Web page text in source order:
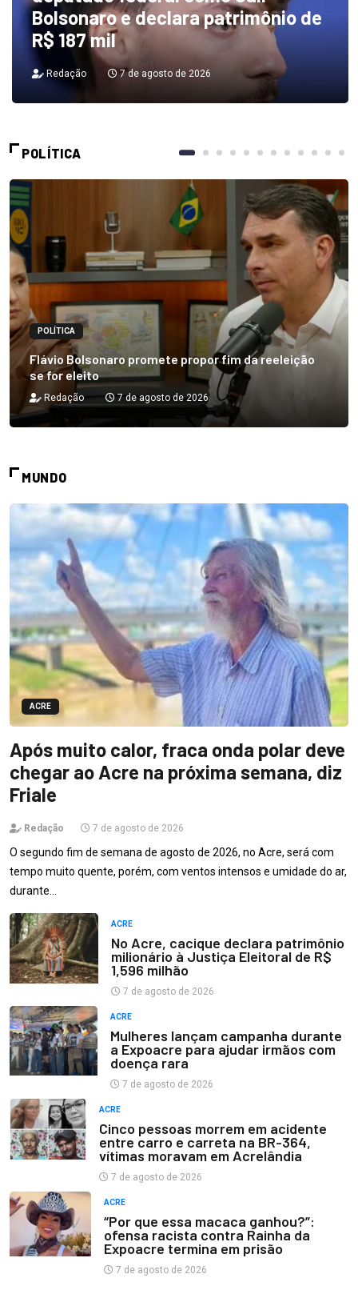
Bolsonaro e declara patrimônio de
R$ 187 mil
Redação 7 de agosto de 2026
POLÍTICA
POLÍTICA
Flávio Bolsonaro promete propor fim da reeleição
se for eleito
Redação 7 de agosto de 2026
MUNDO
ACRE
Após muito calor, fraca onda polar deve
chegar ao Acre na próxima semana, diz
Friale
Redação 7 de agosto de 2026
O segundo fim de semana de agosto de 2026, no Acre, será com
tempo muito quente, porém, com ventos intensos e umidade do ar,
durante…
ACRE
No Acre, cacique declara patrimônio
milionário à Justiça Eleitoral de R$
1,596 milhão
7 de agosto de 2026
ACRE
Mulheres lançam campanha durante
a Expoacre para ajudar irmãos com
doença rara
7 de agosto de 2026
ACRE
Cinco pessoas morrem em acidente
entre carro e carreta na BR-364,
vítimas moravam em Acrelândia
7 de agosto de 2026
ACRE
“Por que essa macaca ganhou?”:
ofensa racista contra Rainha da
Expoacre termina em prisão
7 de agosto de 2026